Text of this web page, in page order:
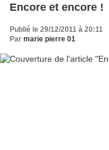
Encore et encore !
Publié le 29/12/2011 à 20:11
Par marie pierre 01